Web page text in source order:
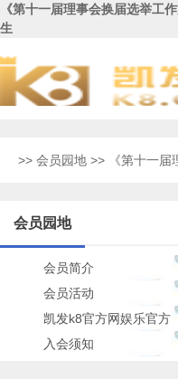
《第十一届理事会换届选举工
生
>> 会员园地 >> 《第十一届
会员园地
会员简介
会员活动
凯发k8官方网娱乐官方
的公告
入会须知